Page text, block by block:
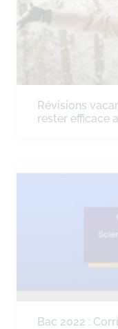
Révisions
rester efficace
Bac 2022 :